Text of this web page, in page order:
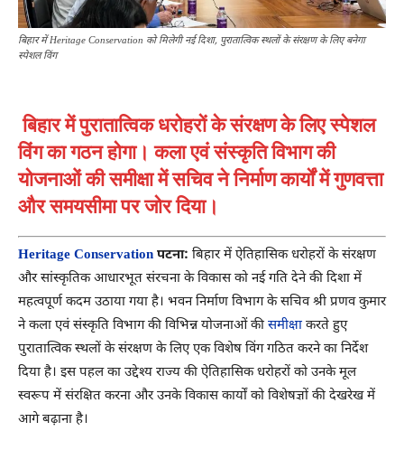
बिहार में Heritage Conservation को मिलेगी नई दिशा, पुरातात्विक स्थलों के संरक्षण के लिए बनेगा
स्पेशल विंग
बिहार में पुरातात्विक धरोहरों के संरक्षण के लिए स्पेशल
विंग का गठन होगा। कला एवं संस्कृति विभाग की
योजनाओं की समीक्षा में सचिव ने निर्माण कार्यों में गुणवत्ता
और समयसीमा पर जोर दिया।
Heritage Conservation पटना: बिहार में ऐतिहासिक धरोहरों के संरक्षण
और सांस्कृतिक आधारभूत संरचना के विकास को नई गति देने की दिशा में
महत्वपूर्ण कदम उठाया गया है। भवन निर्माण विभाग के सचिव श्री प्रणव कुमार
ने कला एवं संस्कृति विभाग की विभिन्न योजनाओं की समीक्षाकरते हुए
पुरातात्विक स्थलों के संरक्षण के लिए एक विशेष विंग गठित करने का निर्देश
दिया है। इस पहल का उद्देश्य राज्य की ऐतिहासिक धरोहरों को उनके मूल
स्वरूप में संरक्षित करना और उनके विकास कार्यों को विशेषज्ञों की देखरेख में
आगे बढ़ाना है।